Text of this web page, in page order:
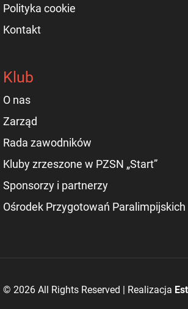
Polityka cookie
Kontakt
Klub
O nas
Zarząd
Rada zawodników
Kluby zrzeszone w PZSN „Start”
Sponsorzy i partnerzy
Ośrodek Przygotowań Paralimpijskich
© 2026 All Rights Reserved | Realizacja